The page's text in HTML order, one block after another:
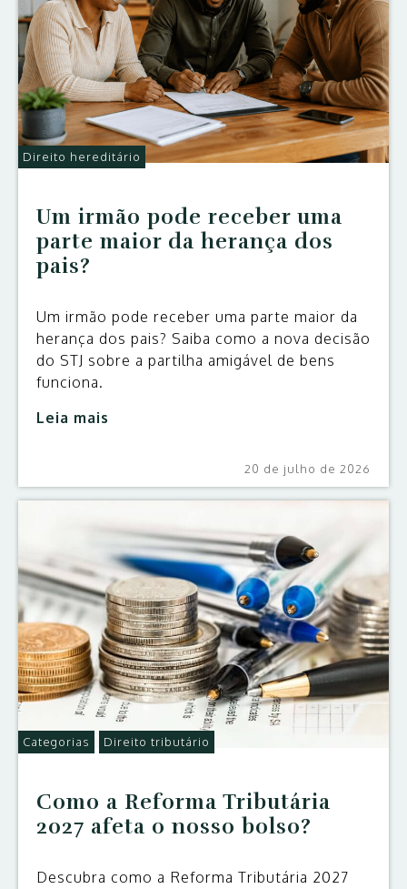
Direito hereditário
Um irmão pode receber uma
parte maior da herança dos
pais?
Um irmão pode receber uma parte maior da
herança dos pais? Saiba como a nova decisão
do STJ sobre a partilha amigável de bens
funciona.
Leia mais
20 de julho de 2026
Categorias Direito tributário
Como a Reforma Tributária
2027 afeta o nosso bolso?
Descubra como a Reforma Tributária 2027